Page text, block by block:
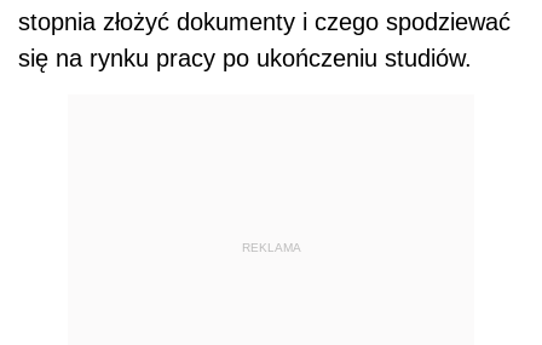
stopnia złożyć dokumenty i czego spodziewać
się na rynku pracy po ukończeniu studiów.
REKLAMA